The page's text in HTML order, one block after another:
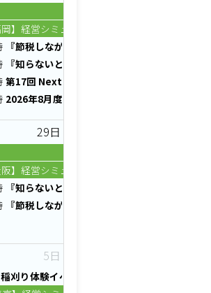
を始めよう
ーズマッチ】
Biz Online】
chapter 定例会
アル＆オンライン交流会！
8/21）
岡】経営シミュレーションゲーム経営戦略実
『節税しながら社長の手取りを増やす』元福
『知らないと損する!税金の還付と負担軽減
第17回 Next Tech EXPO
2026年8月度 AG×2夜話 ～ 「薬屋のひとりご
クと対策」
chapter 定例会
レゼンゼミ - えじゼミ
29日
阪】経営シミュレーションゲーム経営戦略実
『知らないと損する!税金の還付と負担軽減
『節税しながら社長の手取りを増やす』元福
chapter 定例会
5日
稲刈り体験イベント